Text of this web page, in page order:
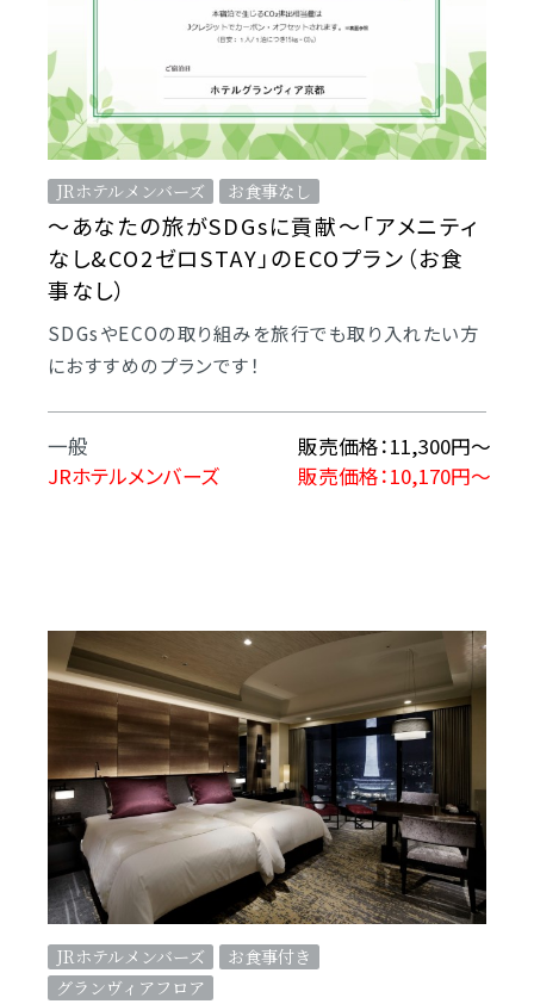
～あなたの旅がSDGsに貢献～「アメニティ
なし&CO2ゼロSTAY」のECOプラン（お食
事なし）
JRホテルメンバーズ お食事なし
SDGsやECOの取り組みを旅行でも取り入れたい方
におすすめのプランです！
一般
販売価格：11,300円〜
JRホテルメンバーズ
販売価格：10,170円〜
JRホテルメンバーズ
お食事付き
グランヴィアフロア